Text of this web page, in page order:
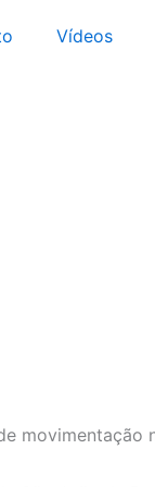
Vídeos
movimentação